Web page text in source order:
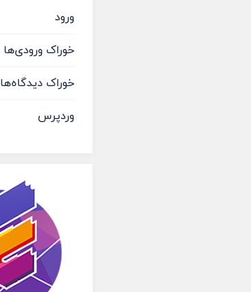
ورود
خوراک ورودی‌ها
خوراک دیدگاه‌ها
وردپرس